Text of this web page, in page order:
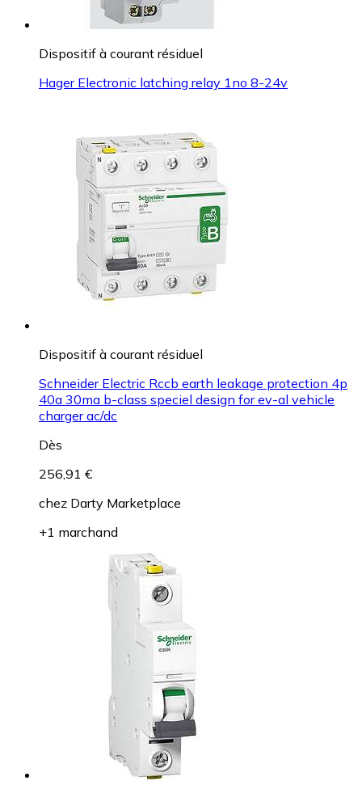
Dispositif à courant résiduel
Hager Electronic latching relay 1no 8-24v
Dispositif à courant résiduel
Schneider Electric Rccb earth leakage protection 4p
40a 30ma b-class speciel design for ev-al vehicle
charger ac/dc
Dès
256,91 €
chez Darty Marketplace
+1 marchand